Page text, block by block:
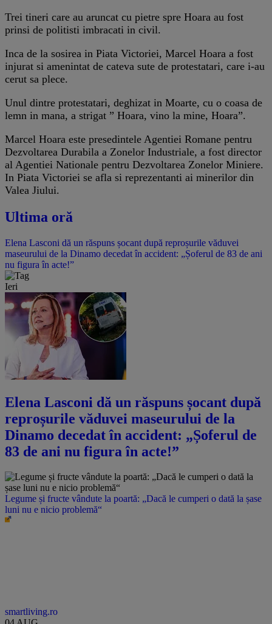
Trei tineri care au aruncat cu pietre spre Hoara au fost
prinsi de politisti imbracati in civil.
Inca de la sosirea in Piata Victoriei, Marcel Hoara a fost
injurat si amenintat de cateva sute de protestatari, care i-au
cerut sa plece.
Unul dintre protestatari, deghizat in Moarte, cu o coasa de
lemn in mana, a strigat ” Hoara, vino la mine, Hoara”.
Marcel Hoara este presedintele Agentiei Romane pentru
Dezvoltarea Durabila a Zonelor Industriale, a fost director
al Agentiei Nationale pentru Dezvoltarea Zonelor Miniere.
In Piata Victoriei se afla si reprezentanti ai minerilor din
Valea Jiului.
Ultima oră
Elena Lasconi dă un răspuns șocant după reproșurile văduvei
maseurului de la Dinamo decedat în accident: „Șoferul de 83 de ani
nu figura în acte!”
Ieri
Elena Lasconi dă un răspuns șocant după
reproșurile văduvei maseurului de la
Dinamo decedat în accident: „Șoferul de
83 de ani nu figura în acte!”
Legume și fructe vândute la poartă: „Dacă le cumperi o dată la șase
luni nu e nicio problemă“
smartliving.ro